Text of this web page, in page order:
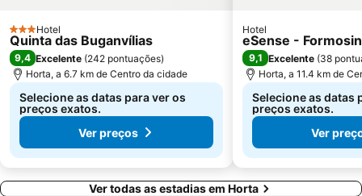
3 Estrelas
Hotel
Quinta das Buganvílias
9,4 Excelente (242 pontuações)
Horta, a 6.7 km de Centro da cidade
Selecione as datas para ver os
preços exatos.
Ver preços
Hotel
eSense -
9,1 Excelente (38
Horta, a 11.4 km de
Selecione as datas
preços exatos.
Ver
Ver todas as estadias em Horta